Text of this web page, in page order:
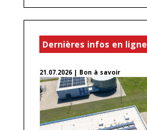
Dernières infos en ligne
21.07.2026 | Bon à savoir